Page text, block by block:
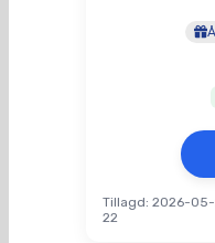
Tillagd: 2026-
22